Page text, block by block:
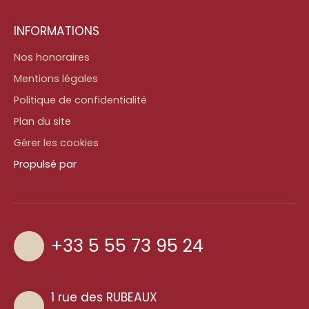
INFORMATIONS
Nos honoraires
Mentions légales
Politique de confidentialité
Plan du site
Gérer les cookies
Propulsé par
+33 5 55 73 95 24
1 rue des RUBEAUX